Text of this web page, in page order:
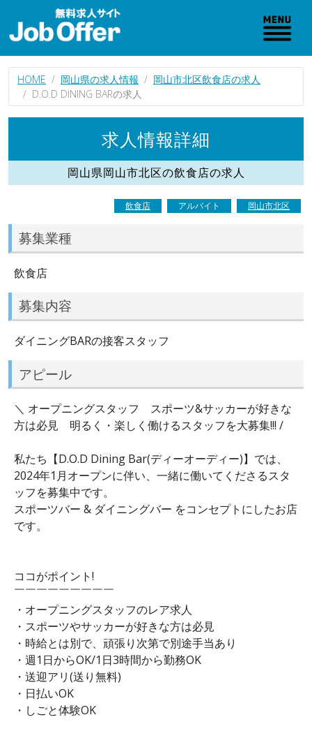
HOME 岡山県の求人情報
岡山市北区飲食店の求人
D.O.D DINING BARの求人
求人情報詳細
岡山県岡山市北区の飲食店の求人
飲食店 アルバイト 岡山市北区
募集業種
飲食店
募集内容
ダイニングBARの接客スタッフ
アピール
＼ オープニングスタッフ スポーツ&サッカーが好きな
方は必見 明るく・楽しく働けるスタッフを大募集!!! /
私たち【D.O.D Dining Bar(ディーオーディー)】では、
2024年1月オープンに伴い、一緒に働いてくださるスタ
ッフを募集中です。
スポーツバー & ダイニングバー をコンセプトにしたお店
です。
ココがポイント!
￣￣￣￣￣￣￣￣￣
・オープニングスタッフのレア求人
・スポーツやサッカーが好きな方は必見
・時給とは別で、頑張り次第で別途手当あり
・週1日からOK/1日3時間から勤務OK
・送迎アリ(送り無料)
・日払いOK
・しごと体験OK